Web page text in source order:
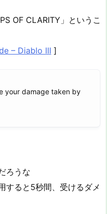
OF CLARITY」というこ
– Diablo III ]
your damage taken by
ろうな
すると5秒間、受けるダメ